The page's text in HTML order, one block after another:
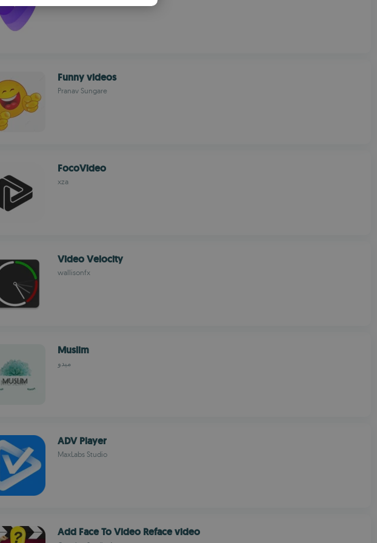
Funny videos
Pranav Sungare
FocoVideo
xza
Video Velocity
wallisonfx
Muslim
ميدو
ADV Player
MaxLabs Studio
Add Face To Video Reface video
SPANISH